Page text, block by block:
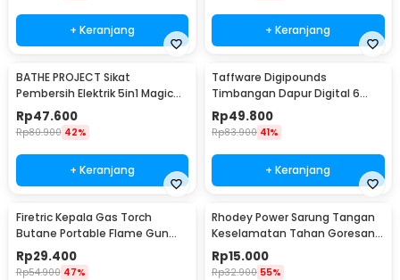
+ Keranjang + Keranjang
BATHE PROJECT Sikat
Pembersih Elektrik 5in1 Magic
Brush Rechargeable - WQ8110
Rp47.600
Rp80.900 42%
+ Keranjang
Taffware Digipounds
Timbangan Dapur Digital 6
Satuan 1kg 0.1g - i2000
Rp49.800
Rp83.900 41%
+ Keranjang
Firetric Kepala Gas Torch
Butane Portable Flame Gun
Adjustable - 807
Rp29.400
Rp54.900 47%
Rhodey Power Sarung Tangan
Keselamatan Tahan Goresan
Pisau - EN388
Rp15.000
Rp32.900 55%